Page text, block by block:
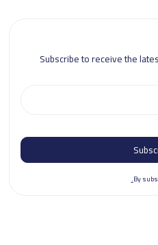
Subscribe to receive the
By